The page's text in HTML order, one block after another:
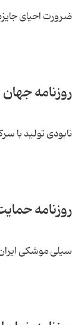
ضرورت احیای
روزنامه
نابودی تولید با
روزنامه
سیلی موشکی